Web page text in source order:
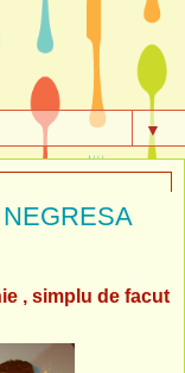
▼
, simplu de facut